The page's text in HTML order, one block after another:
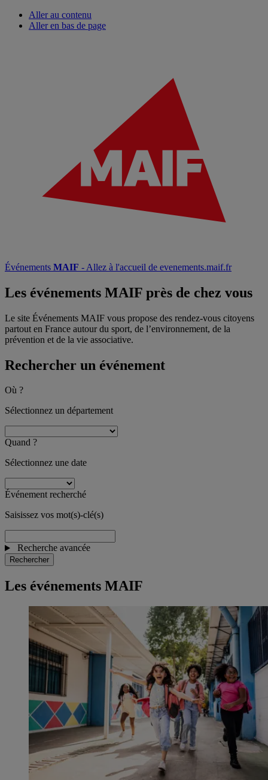
Aller au contenu
Aller en bas de page
Événements MAIF - Allez à l'accueil de evenements.maif.fr
Les événements MAIF près de chez vous
Le site Événements MAIF vous propose des rendez-vous citoyens
partout en France autour du sport, de l’environnement, de la
prévention et de la vie associative.
Rechercher un événement
Où ?
Sélectionnez un département
Quand ?
Sélectionnez une date
Événement recherché
Saisissez vos mot(s)-clé(s)
Recherche avancée
Rechercher
Les événements MAIF